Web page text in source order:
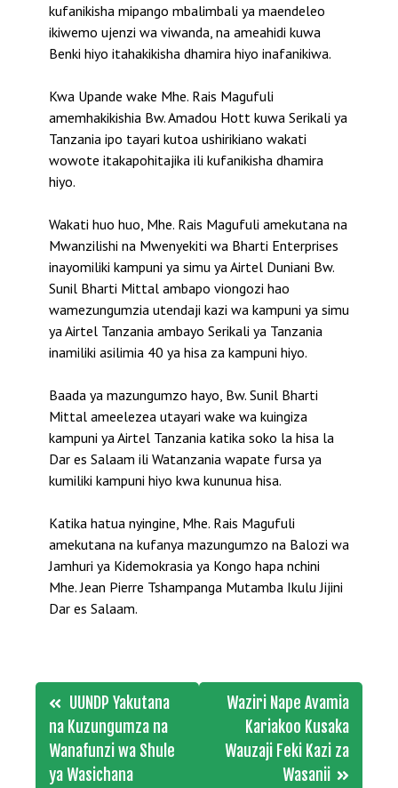
kufanikisha mipango mbalimbali ya maendeleo
ikiwemo ujenzi wa viwanda, na ameahidi kuwa
Benki hiyo itahakikisha dhamira hiyo inafanikiwa.
Kwa Upande wake Mhe. Rais Magufuli
amemhakikishia Bw. Amadou Hott kuwa Serikali ya
Tanzania ipo tayari kutoa ushirikiano wakati
wowote itakapohitajika ili kufanikisha dhamira
hiyo.
Wakati huo huo, Mhe. Rais Magufuli amekutana na
Mwanzilishi na Mwenyekiti wa Bharti Enterprises
inayomiliki kampuni ya simu ya Airtel Duniani Bw.
Sunil Bharti Mittal ambapo viongozi hao
wamezungumzia utendaji kazi wa kampuni ya simu
ya Airtel Tanzania ambayo Serikali ya Tanzania
inamiliki asilimia 40 ya hisa za kampuni hiyo.
Baada ya mazungumzo hayo, Bw. Sunil Bharti
Mittal ameelezea utayari wake wa kuingiza
kampuni ya Airtel Tanzania katika soko la hisa la
Dar es Salaam ili Watanzania wapate fursa ya
kumiliki kampuni hiyo kwa kununua hisa.
Katika hatua nyingine, Mhe. Rais Magufuli
amekutana na kufanya mazungumzo na Balozi wa
Jamhuri ya Kidemokrasia ya Kongo hapa nchini
Mhe. Jean Pierre Tshampanga Mutamba Ikulu Jijini
Dar es Salaam.
Post
navigation
UUNDP Yakutana
na Kuzungumza na
Wanafunzi wa Shule
ya Wasichana
Waziri Nape Avamia
Kariakoo Kusaka
Wauzaji Feki Kazi za
Wasanii